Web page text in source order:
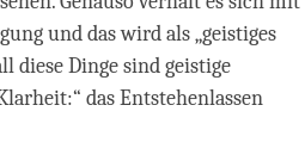
und das wird als „geistiges
diese Dinge sind geistige
das Entstehenlassen